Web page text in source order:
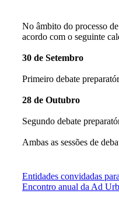
No âmbito do processo
acordo com o seguinte
30 de Setembro
Primeiro debate
28 de Outubro
Segundo debate
Ambas as sessões de
Entidades convidadas
Encontro anual da Ad